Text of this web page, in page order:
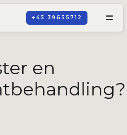
+45 39655712
en